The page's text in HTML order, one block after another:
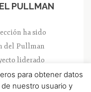
PULLMAN
ha sido
del Pullman
liderado
junto
para obtener datos
nuestro usuario y